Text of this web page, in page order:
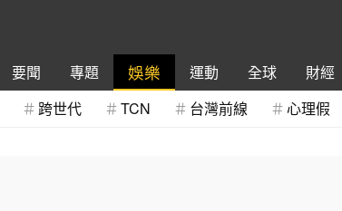
要聞 專題 娛樂 運動 全球 財經
跨世代 TCN 台灣前線 心理假